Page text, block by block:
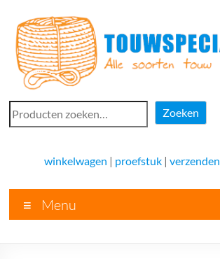
naar
inhoud
Touwspecialist.nl
voor
vele
soorten
Zoeken
Zoeken
winkelwagen | proefstuk |verzenden
Menu